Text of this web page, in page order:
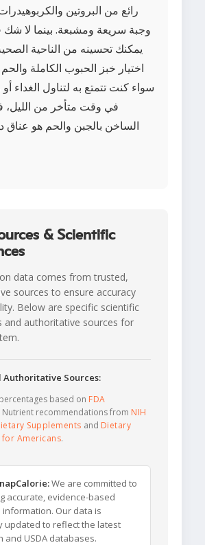
رائع من البروتين
وجبة سريعة ومشبعة. بينما لا شك
يمكنك تحسينه من الناحية
اختيار خبز الحبوب الكاملة والحم
سواء كنت تتمتع به لتناول الغداء
في وقت متأخر من الليل،
الساخن بالجبن والحم هو
& Scientific
data comes from trusted,
sources to ensure accuracy
Below are specific scientific
and authoritative sources for
Sources:
based on FDA
Nutrient recommendations from NIH
Supplements and Dietary
Americans.
We are committed to
accurate, evidence-based
Our data is
updated to reflect the latest
and USDA databases.